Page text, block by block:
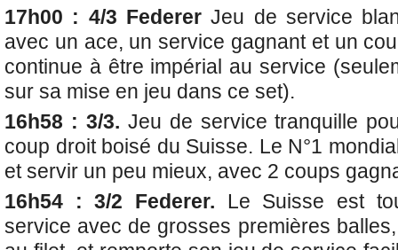
17h00 : 4/3 FedererJeu de service
avec un ace, un service gagnant et un
continue à être impérial au service
sur sa mise en jeu dans ce set).
16h58 : 3/3. Jeu de service tranquille
coup droit boisé du Suisse. Le N°1
et servir un peu mieux, avec 2 coups
16h54 : 3/2 Federer. Le Suisse est
service avec de grosses premières